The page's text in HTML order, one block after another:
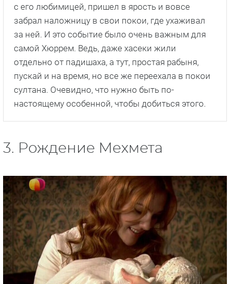
с его любимицей, пришел в ярость и вовсе
забрал наложницу в свои покои, где ухаживал
за ней. И это событие было очень важным для
самой Хюррем. Ведь, даже хасеки жили
отдельно от падишаха, а тут, простая рабыня,
пускай и на время, но все же переехала в покои
султана. Очевидно, что нужно быть по-
настоящему особенной, чтобы добиться этого.
3. Рождение Мехмета